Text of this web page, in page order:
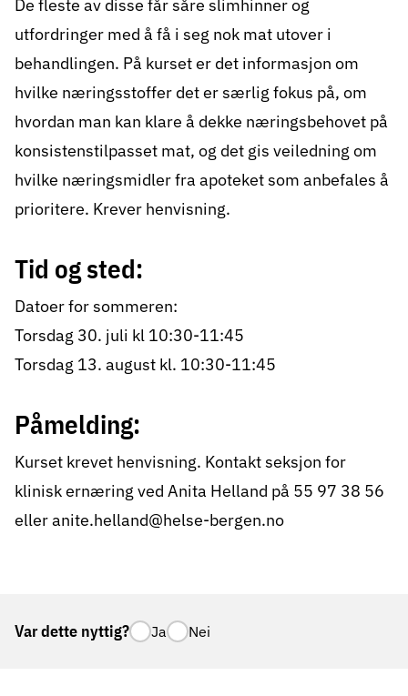
De fleste av disse får såre slimhinner og
utfordringer med å få i seg nok mat utover i
behandlingen. På kurset er det informasjon om
hvilke næringsstoffer det er særlig fokus på, om
hvordan man kan klare å dekke næringsbehovet på
konsistenstilpasset mat, og det gis veiledning om
hvilke næringsmidler fra apoteket som anbefales å
prioritere. Krever henvisning.
Tid og sted:
Datoer for sommeren:
Torsdag 30. juli kl 10:30-11:45
Torsdag 13. august kl. 10:30-11:45
Påmelding:
Kurset krevet henvisning. Kontakt seksjon for
klinisk ernæring ved Anita Helland på 55 97 38 56
eller anite.helland@helse-bergen.no
Var dette nyttig? Ja Nei